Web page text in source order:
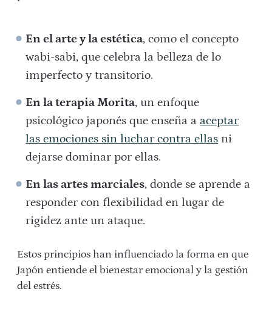
En el arte y la estética, como el concepto
wabi-sabi, que celebra la belleza de lo
imperfecto y transitorio.
En la terapia Morita, un enfoque
psicológico japonés que enseña a aceptar
las emociones sin luchar contra ellas ni
dejarse dominar por ellas.
En las artes marciales, donde se aprende a
responder con flexibilidad en lugar de
rigidez ante un ataque.
Estos principios han influenciado la forma en que
Japón entiende el bienestar emocional y la gestión
del estrés.